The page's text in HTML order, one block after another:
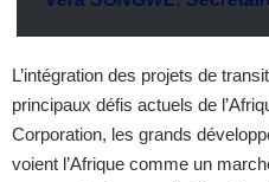
L’intégration des projets de
principaux défis actuels de
Corporation, les grands
voient l’Afrique comme un